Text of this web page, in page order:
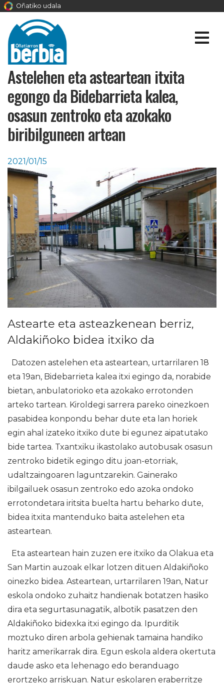
Oñatiko udala
Astelehen eta asteartean itxita
egongo da Bidebarrieta kalea,
osasun zentroko eta azokako
biribilguneen artean
2021/01/15
Astearte eta asteazkenean berriz,
Aldakiñoko bidea itxiko da
Datozen astelehen eta asteartean, urtarrilaren 18
eta 19an, Bidebarrieta kalea itxi egingo da, norabide
bietan, anbulatorioko eta azokako errotonden
arteko tartean. Kiroldegi sarrera pareko oinezkoen
pasabidea konpondu behar dute eta lan horiek
egin ahal izateko itxiko dute bi egunez aipatutako
bide tartea. Txantxiku ikastolako autobusak osasun
zentroko bidetik egingo ditu joan-etorriak,
udaltzaingoaren laguntzarekin. Gainerako
ibilgailuek osasun zentroko edo azoka ondoko
errotondetara iritsita buelta hartu beharko dute,
bidea itxita mantenduko baita astelehen eta
asteartean.
Eta asteartean hain zuzen ere itxiko da Olakua eta
San Martin auzoak elkar lotzen dituen Aldakiñoko
oinezko bidea. Asteartean, urtarrilaren 19an, Natur
eskola ondoko zuhaitz handienak botatzen hasiko
dira eta segurtasunagatik, albotik pasatzen den
Aldakiñoko bidexka itxi egingo da. Ipurditik
moztuko diren arbola gehienak tamaina handiko
haritz amerikarrak dira. Egun eskola aldera okertuta
daude asko eta lehenago edo beranduago
erortzeko arriskuan. Natur eskolaren eraberritze